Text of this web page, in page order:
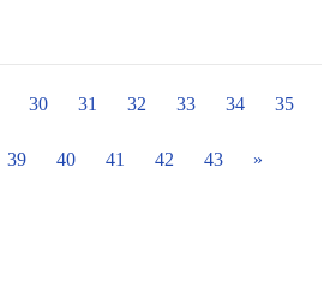
30 31 32 33 34 35
39 40 41 42 43 »